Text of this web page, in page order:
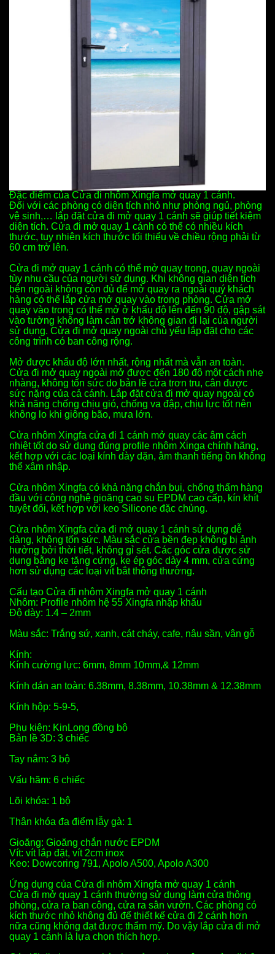
Đặc điểm của Cửa đi nhôm Xingfa mở quay 1 cánh.
Đối với các phòng có diện tích nhỏ như phòng ngủ, phòng
vệ sinh,… lắp đặt cửa đi mở quay 1 cánh sẽ giúp tiết kiệm
diện tích. Cửa đi mở quay 1 cánh có thể có nhiều kích
thước, tuy nhiên kích thước tối thiểu về chiều rộng phải từ
60 cm trở lên.
Cửa đi mở quay 1 cánh có thể mở quay trong, quay ngoài
tùy nhu cầu của người sử dụng. Khi không gian diện tích
bên ngoài không còn đủ để mở quay ra ngoài quý khách
hàng có thể lắp cửa mở quay vào trong phòng. Cửa mở
quay vào trong có thể mở ở khẩu độ lên đến 90 độ, gập sát
vào tường không làm cản trở không gian đi lại của người
sử dụng. Cửa đi mở quay ngoài chủ yếu lắp đặt cho các
công trình có ban công rộng.
Mở được khẩu độ lớn nhất, rộng nhất mà vẫn an toàn.
Cửa đi mở quay ngoài mở được đến 180 độ một cách nhẹ
nhàng, không tốn sức do bản lề cửa trơn tru, cân được
sức nặng của cả cánh. Lắp đặt cửa đi mở quay ngoài có
khả năng chống chịu gió, chống va đập, chịu lực tốt nên
không lo khi giông bão, mưa lớn.
Cửa nhôm Xingfa cửa đi 1 cánh mở quay các âm cách
nhiệt tốt do sử dụng đúng profile nhôm Xinga chính hãng,
kết hợp với các loại kính dày dặn, âm thanh tiếng ồn không
thể xâm nhập.
Cửa nhôm Xingfa có khả năng chắn bụi, chống thấm hàng
đầu với công nghệ gioăng cao su EPDM cao cấp, kín khít
tuyệt đối, kết hợp với keo Silicone đặc chủng.
Cửa nhôm Xingfa cửa đi mở quay 1 cánh sử dụng dễ
dàng, không tốn sức. Màu sắc cửa bền đẹp không bị ảnh
hưởng bởi thời tiết, không gỉ sét. Các góc cửa được sử
dụng bằng ke tăng cứng, ke ép góc dày 4 mm, cửa cứng
hơn sử dụng các loại vít bắt thông thường.
Cấu tạo Cửa đi nhôm Xingfa mở quay 1 cánh
Nhôm: Profile nhôm hệ 55 Xingfa nhập khẩu
Độ dày: 1.4 – 2mm
Màu sắc: Trắng sứ, xanh, cát cháy, cafe, nâu sần, vân gỗ
Kính:
Kính cường lực: 6mm, 8mm 10mm,& 12mm
Kính dán an toàn: 6.38mm, 8.38mm, 10.38mm & 12.38mm
Kính hộp: 5-9-5,
Phụ kiện: KinLong đồng bộ
Bản lề 3D: 3 chiếc
Tay nắm: 3 bộ
Vấu hãm: 6 chiếc
Lõi khóa: 1 bộ
Thân khóa đa điểm lẫy gà: 1
Gioăng: Gioăng chắn nước EPDM
Vít: vít lắp đặt, vít 2cm inox
Keo: Dowcoring 791, Apolo A500, Apolo A300
Ứng dụng của Cửa đi nhôm Xingfa mở quay 1 cánh
Cửa đi mở quay 1 cánh thường sử dụng làm cửa thông
phòng, cửa ra ban công, cửa ra sân vườn. Các phòng có
kích thước nhỏ không đủ để thiết kế cửa đi 2 cánh hơn
nữa cũng không đạt được thẩm mỹ. Do vậy lắp cửa đi mở
quay 1 cánh là lựa chọn thích hợp.